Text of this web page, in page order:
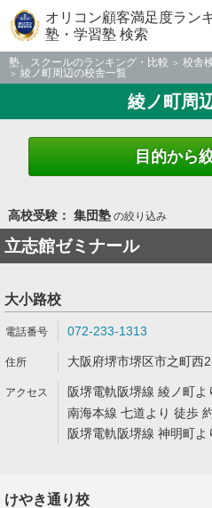
オリコン顧客満足度ラン
塾・学習塾 検索
塾、スクールのランキング・比較 校舎
綾ノ町周辺の校舎一覧
綾ノ町周
目的から
高校受験： 集団塾の絞り込み
立志館ゼミナール
大小路校
072-233-1313
大阪府堺市堺区市之町西
阪堺電軌阪堺線 綾ノ町
南海本線 七道より 徒歩
阪堺電軌阪堺線 神明町
けやき通り校